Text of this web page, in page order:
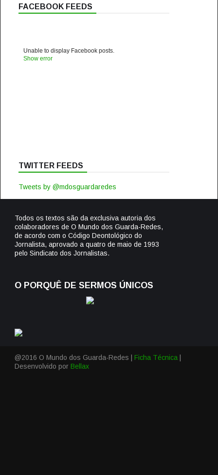
FACEBOOK FEEDS
Unable to display Facebook posts.
Show error
TWITTER FEEDS
Tweets by @mdosguardaredes
Todos os textos são da exclusiva autoria dos
colaboradores de O Mundo dos Guarda-Redes,
de acordo com o Código Deontológico do
Jornalista, aprovado a quatro de maio de 1993
pelo Sindicato dos Jornalistas.
O PORQUÊ DE SERMOS ÚNICOS
@2016 O Mundo dos Guarda-Redes | Ficha Técnica
Desenvolvido por Bellax